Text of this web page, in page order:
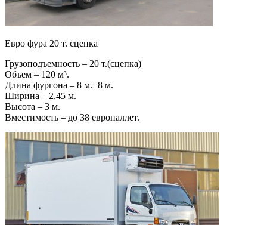
Евро фура 20 т. сцепка
Грузоподъемность – 20 т.(сцепка)
Объем – 120 м³.
Длина фургона – 8 м.+8 м.
Ширина – 2,45 м.
Высота – 3 м.
Вместимость – до 38 европаллет.